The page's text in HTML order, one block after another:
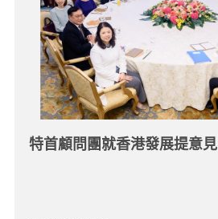
特首顧問團就香港發展提意見